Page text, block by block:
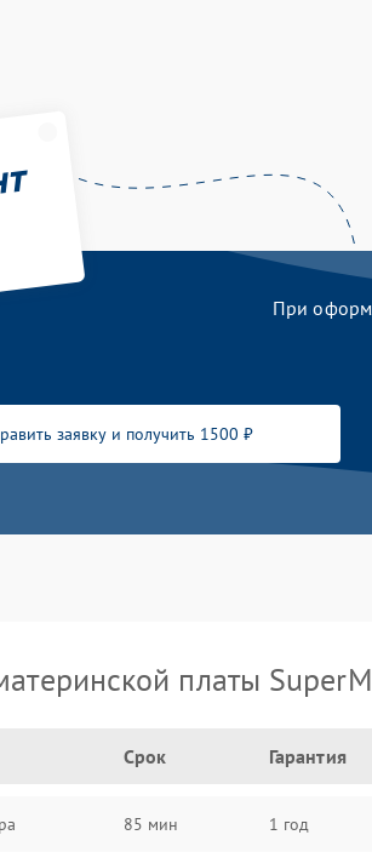
При
заявку и получить 1500 ₽
платы
Срок Гарантия
85 мин 1 год